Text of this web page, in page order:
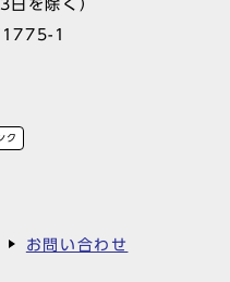
を除く）
1
ク
お問い合わせ